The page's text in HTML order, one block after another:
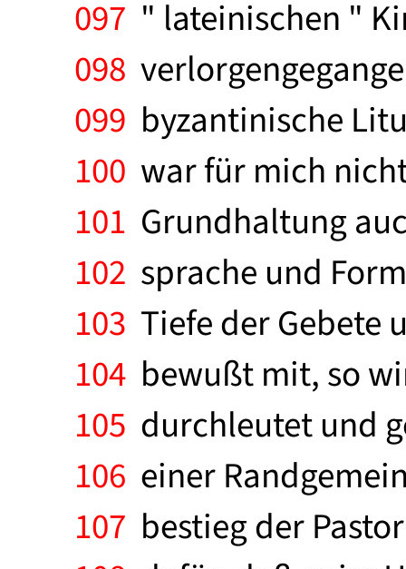
097 " lateinischen "
098
099 byzantinische
100 war für mich
101 Grundhaltung
102 sprache und
103 Tiefe der Gebete
104 bewußt mit, so
105 durchleutet und
106 einer
107 bestieg der